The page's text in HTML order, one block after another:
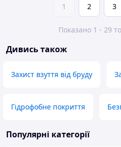
1 2 3
Показано 1 - 29
Дивись також
Захист взуття від бруду
Гідрофобне покриття
Популярні категорії